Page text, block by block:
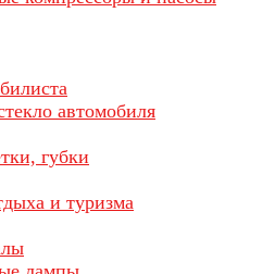
автомобиля
губки
и туризма